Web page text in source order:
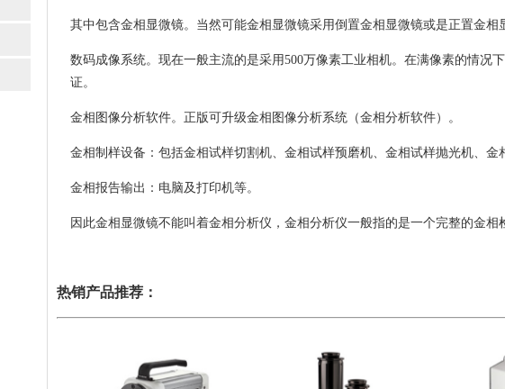
其中包含金相显微镜。当然可能金相显微镜采用倒置金相显微镜或是正置金相
数码成像系统。现在一般主流的是采用500万像素工业相机。在满像素的情况
证。
金相图像分析软件。正版可升级金相图像分析系统（金相分析软件）。
金相制样设备：包括金相试样切割机、金相试样预磨机、金相试样抛光机、金
金相报告输出：电脑及打印机等。
因此金相显微镜不能叫着金相分析仪，金相分析仪一般指的是一个完整的金
热销产品推荐：